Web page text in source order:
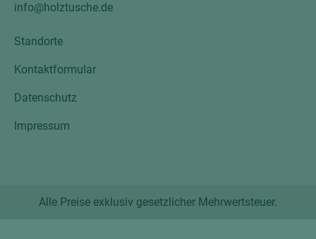
info@holztusche.de
Standorte
Kontaktformular
Datenschutz
Impressum
Alle Preise exklusiv gesetzlicher Mehrwertsteuer.